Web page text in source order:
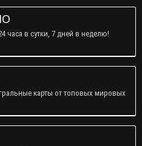
часа в сутки, 7 дней в неделю!
карты от топовых мировых